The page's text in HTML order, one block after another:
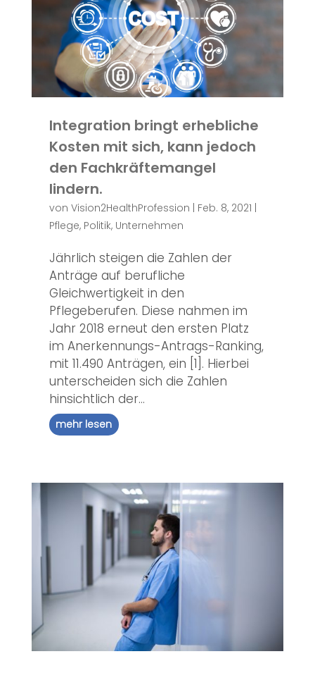
Integration bringt erhebliche
Kosten mit sich, kann jedoch
den Fachkräftemangel
lindern.
von Vision2HealthProfession Feb. 8, 2021
Pflege, Politik, Unternehmen
Jährlich steigen die Zahlen der
Anträge auf berufliche
Gleichwertigkeit in den
Pflegeberufen. Diese nahmen im
Jahr 2018 erneut den ersten Platz
im Anerkennungs-Antrags-Ranking,
mit 11.490 Anträgen, ein [1]. Hierbei
unterscheiden sich die Zahlen
hinsichtlich der...
mehr lesen